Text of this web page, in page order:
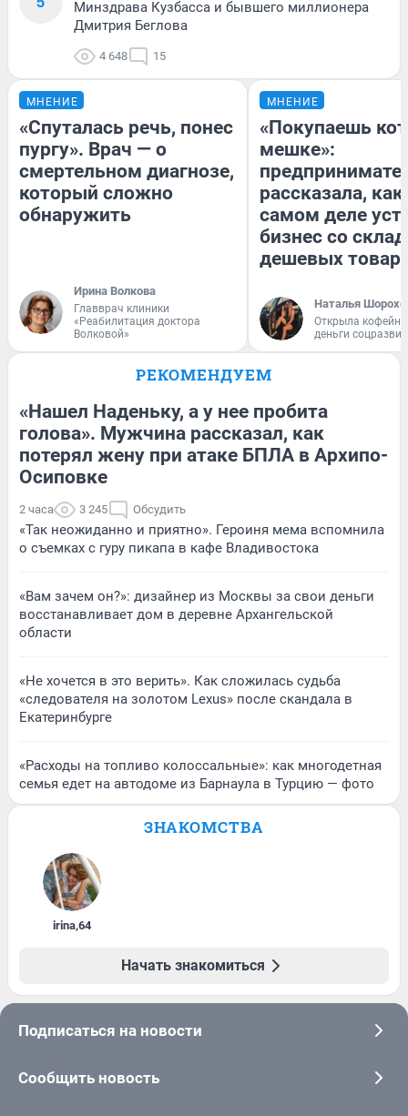
Минздрава Кузбасса и бывшего миллионера
Дмитрия Беглова
4 648 15
МНЕНИЕ
«Спуталась речь, понес
пургу». Врач — о
смертельном диагнозе,
который сложно
обнаружить
Ирина Волкова
Главврач клиники
«Реабилитация доктора
Волковой»
МНЕНИЕ
«Покупаешь
мешке»:
рассказала, как
самом деле
бизнес со
дешевых
Наталья
Открыла
деньги
РЕКОМЕНДУЕМ
«Нашел Наденьку, а у нее пробита
голова». Мужчина рассказал, как
потерял жену при атаке БПЛА в Архипо-
Осиповке
2 часа 3 245 Обсудить
«Так неожиданно и приятно». Героиня мема вспомнила
о съемках с гуру пикапа в кафе Владивостока
«Вам зачем он?»: дизайнер из Москвы за свои деньги
восстанавливает дом в деревне Архангельской
области
«Не хочется в это верить». Как сложилась судьба
«следователя на золотом Lexus» после скандала в
Екатеринбурге
«Расходы на топливо колоссальные»: как многодетная
семья едет на автодоме из Барнаула в Турцию — фото
ЗНАКОМСТВА
irina,64
Начать знакомиться
Подписаться на новости
Сообщить новость